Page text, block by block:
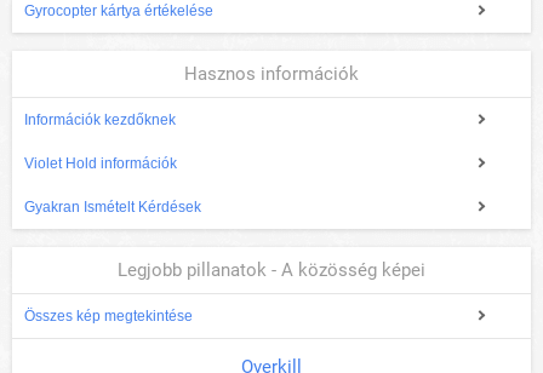
Gyrocopter kártya értékelése
Hasznos információk
Információk kezdőknek
Violet Hold információk
Gyakran Ismételt Kérdések
Legjobb pillanatok - A közösség képei
Összes kép megtekintése
Overkill